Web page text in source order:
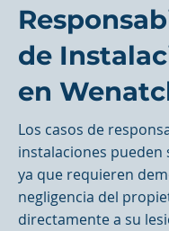
de
en
Los casos de
instalaciones pueden
ya que requieren
negligencia del
directamente a su